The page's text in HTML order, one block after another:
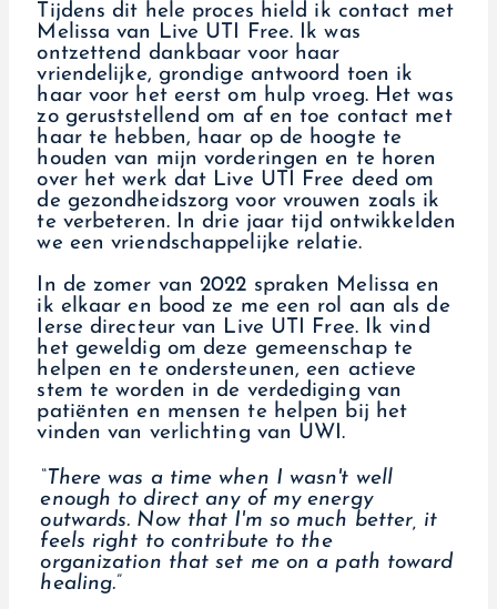
Tijdens dit hele proces hield ik contact met
Melissa van Live UTI Free. Ik was
ontzettend dankbaar voor haar
vriendelijke, grondige antwoord toen ik
haar voor het eerst om hulp vroeg. Het was
zo geruststellend om af en toe contact met
haar te hebben, haar op de hoogte te
houden van mijn vorderingen en te horen
over het werk dat Live UTI Free deed om
de gezondheidszorg voor vrouwen zoals ik
te verbeteren. In drie jaar tijd ontwikkelden
we een vriendschappelijke relatie.
In de zomer van 2022 spraken Melissa en
ik elkaar en bood ze me een rol aan als de
Ierse directeur van Live UTI Free. Ik vind
het geweldig om deze gemeenschap te
helpen en te ondersteunen, een actieve
stem te worden in de verdediging van
patiënten en mensen te helpen bij het
vinden van verlichting van UWI.
“There was a time when I wasn't well
enough to direct any of my energy
outwards. Now that I'm so much better, it
feels right to contribute to the
organization that set me on a path toward
healing.”